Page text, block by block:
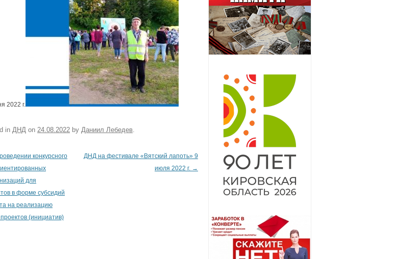
2022 г.
in ДНД on 24.08.2022 by Даниил Лебедев
конкурсного
для
в форме субсидий
на реализацию
(инициатив)
ДНД на фестивале «Вятский лапоть» 9
июля 2022 г. →